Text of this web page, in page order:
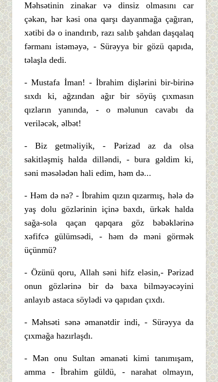
Məhsətinin zinakar və dinsiz olmasını car
çəkən, hər kəsi ona qarşı dayanmağa çağıran,
xətibi də o inandırıb, razı salıb şahdan daşqalaq
fərmanı istəməyə, - Sürəyya bir gözü qapıda,
təlaşla dedi.
- Mustafa İman! - İbrahim dişlərini bir-birinə
sıxdı ki, ağzından ağır bir söyüş çıxmasın
qızların yanında, - o məlunun cavabı da
veriləcək, əlbət!
- Biz getməliyik, - Pərizad az da olsa
sakitləşmiş halda dilləndi, - bura gəldim ki,
səni məsələdən hali edim, həm də...
- Həm də nə? - İbrahim qızın qızarmış, hələ də
yaş dolu gözlərinin içinə baxdı, ürkək halda
sağa-sola qaçan qapqara göz bəbəklərinə
xəfifcə gülümsədi, - həm də məni görmək
üçünmü?
- Özünü qoru, Allah səni hifz eləsin,- Pərizad
onun gözlərinə bir də baxa bilməyəcəyini
anlayıb astaca söylədi və qapıdan çıxdı.
- Məhsəti sənə əmanətdir indi, - Sürəyya da
çıxmağa hazırlaşdı.
- Mən onu Sultan əmanəti kimi tanımışam,
amma - İbrahim güldü, - narahat olmayın,